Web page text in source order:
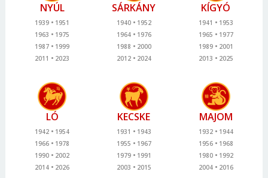
NYÚL
1939
1951
1963
1975
1987
1999
2011
2023
SÁRKÁNY
1940
1952
1964
1976
1988
2000
2012
2024
KÍGYÓ
1941
1953
1965
1977
1989
2001
2013
2025
LÓ
1942
1954
1966
1978
1990
2002
2014
2026
KECSKE
1931
1943
1955
1967
1979
1991
2003
2015
MAJOM
1932
1944
1956
1968
1980
1992
2004
2016